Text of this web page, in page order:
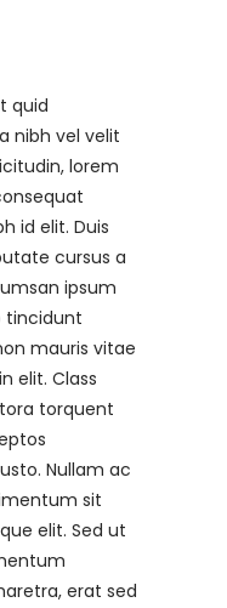
quid
nibh vel velit
lorem
id elit. Duis
cursus a
ipsum
tincidunt
mauris vitae
elit. Class
torquent
Nullam ac
sit
elit. Sed ut
erat sed